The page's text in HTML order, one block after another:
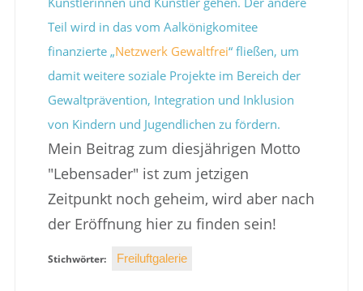
Teil wird in das vom Aalkönigkomitee
finanzierte „Netzwerk Gewaltfrei“ fließen, um
damit weitere soziale Projekte im Bereich der
Gewaltprävention, Integration und Inklusion
von Kindern und Jugendlichen zu fördern.
Mein Beitrag zum diesjährigen Motto
"Lebensader" ist zum jetzigen
Zeitpunkt noch geheim, wird aber nach
der Eröffnung hier zu finden sein!
Stichwörter: Freiluftgalerie